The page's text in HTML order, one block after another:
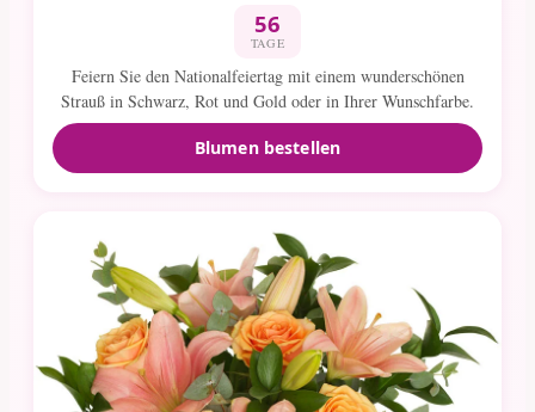
56
TAGE
Feiern Sie den Nationalfeiertag mit einem wunderschönen
Strauß in Schwarz, Rot und Gold oder in Ihrer Wunschfarbe.
Blumen bestellen